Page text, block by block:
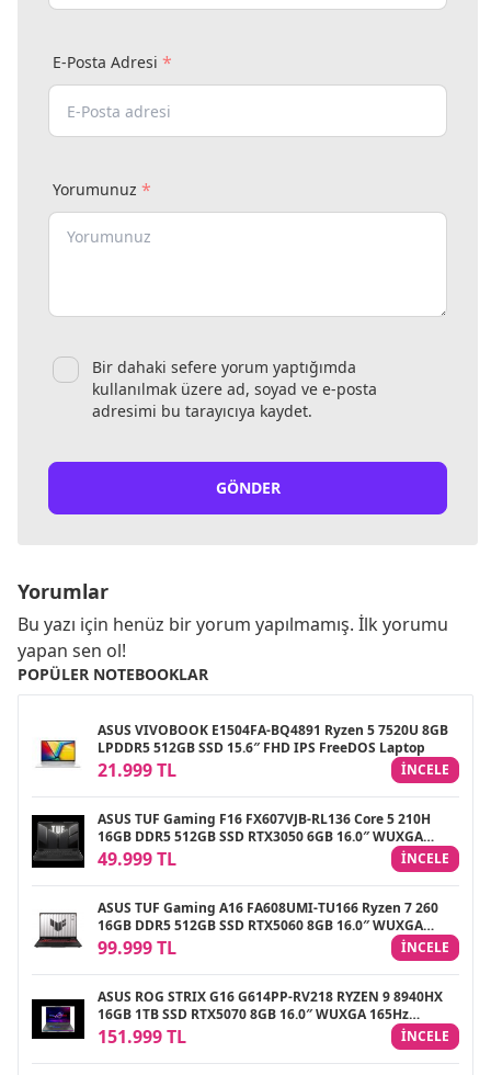
E-Posta Adresi *
Yorumunuz *
Bir dahaki sefere yorum yaptığımda
kullanılmak üzere ad, soyad ve e-posta
adresimi bu tarayıcıya kaydet.
GÖNDER
Yorumlar
Bu yazı için henüz bir yorum yapılmamış. İlk yorumu
yapan sen ol!
POPÜLER NOTEBOOKLAR
ASUS VIVOBOOK E1504FA-BQ4891 Ryzen 5 7520U 8GB
LPDDR5 512GB SSD 15.6″ FHD IPS FreeDOS Laptop
21.999 TL INCELE
ASUS TUF Gaming F16 FX607VJB-RL136 Core 5 210H
16GB DDR5 512GB SSD RTX3050 6GB 16.0″ WUXGA
165Hz IPS FreeDOS Gaming Laptop
49.999 TL INCELE
ASUS TUF Gaming A16 FA608UMI-TU166 Ryzen 7 260
16GB DDR5 512GB SSD RTX5060 8GB 16.0″ WUXGA
144Hz IPS FreeDOS Gaming Laptop
99.999 TL INCELE
ASUS ROG STRIX G16 G614PP-RV218 RYZEN 9 8940HX
16GB 1TB SSD RTX5070 8GB 16.0″ WUXGA 165Hz
FREEDOS GAMING NOTEBOOK
151.999 TL INCELE